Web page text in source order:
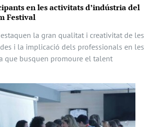
en les activitats d’indústria del
Festival
la gran qualitat i creativitat de les
i la implicació dels professionals en les
que busquen promoure el talent